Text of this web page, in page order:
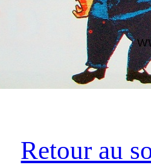
Retour au